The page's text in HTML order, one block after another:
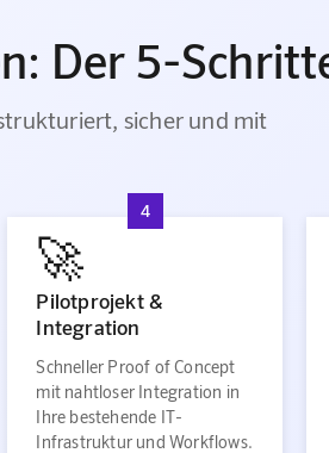
Der 5-
sicher und mit
4
🚀
Pilotprojekt &
Integration
Schneller Proof of Concept
mit nahtloser Integration in
Ihre bestehende IT-
Infrastruktur und Workflows.